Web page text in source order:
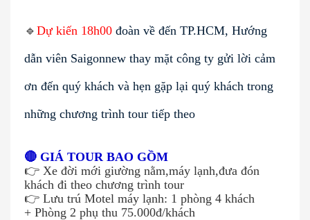
🔹 Dự kiến 18h00 đoàn về đến TP.HCM, Hướng
dẫn viên Saigonnew thay mặt công ty gửi lời cảm
ơn đến quý khách và hẹn gặp lại quý khách trong
những chương trình tour tiếp theo
🔴 GIÁ TOUR BAO GỒM
👉 Xe đời mới giường nằm,máy lạnh,đưa đón
khách đi theo chương trình tour
👉 Lưu trú Motel máy lạnh: 1 phòng 4 khách
+ Phòng 2 phụ thu 75.000đ/khách